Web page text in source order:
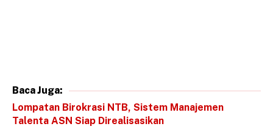
Baca Juga:
Lompatan Birokrasi NTB, Sistem Manajemen
Talenta ASN Siap Direalisasikan